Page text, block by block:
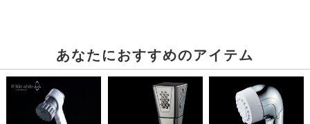
あなたにおすすめのアイテム